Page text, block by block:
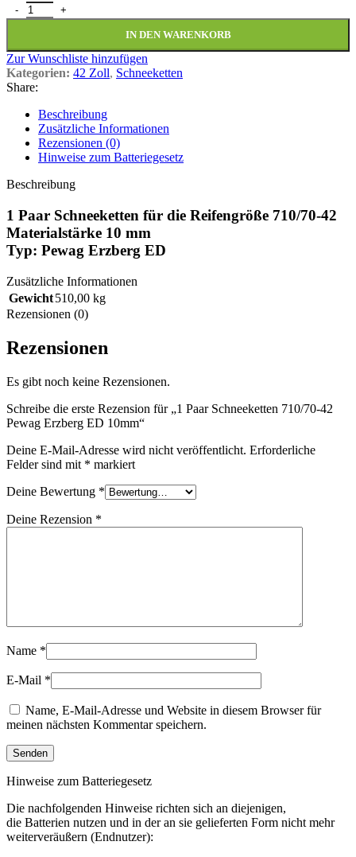
1 Paar Schneeketten 710/70-42 Pewag Erzberg ED 10mm Menge
IN DEN WARENKORB
Zur Wunschliste hinzufügen
Kategorien: 42 Zoll, Schneeketten
Share:
Beschreibung
Zusätzliche Informationen
Rezensionen (0)
Hinweise zum Batteriegesetz
Beschreibung
1 Paar Schneeketten für die Reifengröße 710/70-42
Materialstärke 10 mm
Typ: Pewag Erzberg ED
Zusätzliche Informationen
Gewicht510,00 kg
Rezensionen (0)
Rezensionen
Es gibt noch keine Rezensionen.
Schreibe die erste Rezension für „1 Paar Schneeketten 710/70-42
Pewag Erzberg ED 10mm“
Deine E-Mail-Adresse wird nicht veröffentlicht. Erforderliche
Felder sind mit * markiert
Deine Bewertung *
Deine Rezension *
Name *
E-Mail *
Name, E-Mail-Adresse und Website in diesem Browser für
meinen nächsten Kommentar speichern.
Hinweise zum Batteriegesetz
Die nachfolgenden Hinweise richten sich an diejenigen,
die Batterien nutzen und in der an sie gelieferten Form nicht mehr
weiterveräußern (Endnutzer):